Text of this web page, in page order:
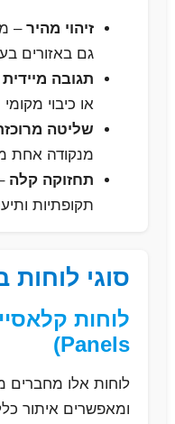
זיהוי מהיר –
גם באזורים
תגובה מיידית
או כיבוי מקומי
שליטה
מנקודה אחת
תחזוקה קלה
תקופתיות
סוגי לוחות
Panels)
לוחות אלו מחברים
ומאפשרים איתור